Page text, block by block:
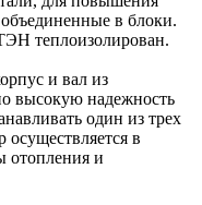
в блоки.
теплоизолирован.
и вал из
высокую надежность
один из трех
в
отопления и